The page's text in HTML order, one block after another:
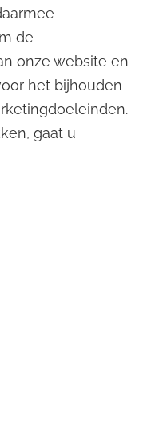
de
onze website en
het bijhouden
gaat u